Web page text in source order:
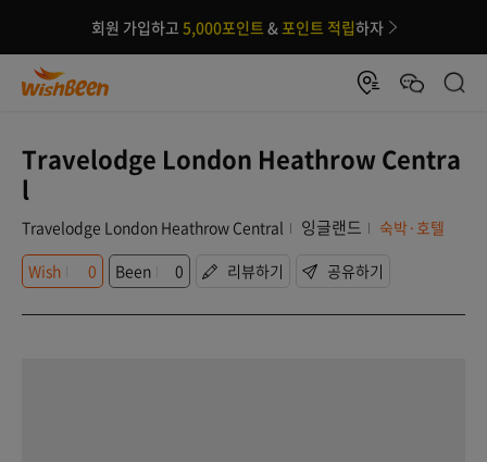
회원 가입하고 5,000포인트 &포인트 적립하자
Travelodge London Heathrow Centra
l
Travelodge London Heathrow Central 잉글랜드
숙박·호텔
Wish
0 Been 0 리뷰하기 공유하기